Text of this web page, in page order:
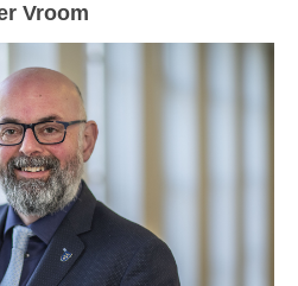
Vroom